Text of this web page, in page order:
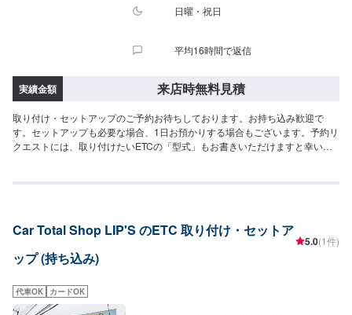
日曜・祝日
平均16時間で返信
実績金額 来店時無料見積
取り付け・セットアップのご予約お待ちしております。お持ち込み歓迎で
す。セットアップも必要な場合、1日お預かりする場合もございます。予約リ
クエストには、取り付けたいETCの「型式」もお書きいただけますと幸いで
のことならお任せください！<<代車について>>工場の代車を26台ご用意して
るところはなんでもご相談ください！
Car Total Shop LIP'S のETC 取り付け・セットア
ップ (持ち込み)
5.0(1件)
代車OK カードOK